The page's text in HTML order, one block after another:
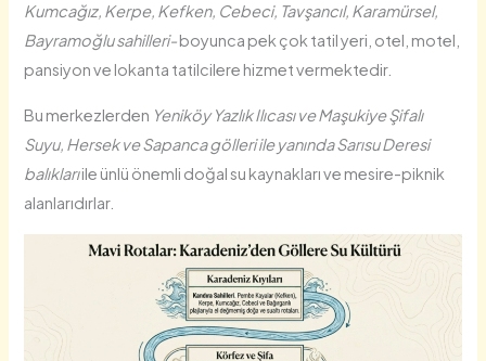
Kumcağız, Kerpe, Kefken, Cebeci, Tavşancıl, Karamürsel,
Bayramoğlu sahilleri-boyunca pek çok tatil yeri, otel, motel,
pansiyon ve lokanta tatilcilere hizmet vermektedir.
Bu merkezlerden Yeniköy Yazlık Ilıcası ve Maşukiye Şifalı
Suyu, Hersek ve Sapanca gölleri ile yanında Sarısu Deresi
balıklarıile ünlü önemli doğal su kaynakları ve mesire-piknik
alanlarıdırlar.